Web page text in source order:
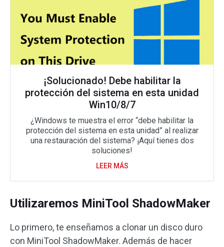
¡Solucionado! Debe habilitar la
protección del sistema en esta unidad
Win10/8/7
¿Windows te muestra el error “debe habilitar la
protección del sistema en esta unidad” al realizar
una restauración del sistema? ¡Aquí tienes dos
soluciones!
LEER MÁS
Utilizaremos MiniTool ShadowMaker
Lo primero, te enseñamos a clonar un disco duro
con MiniTool ShadowMaker. Además de hacer